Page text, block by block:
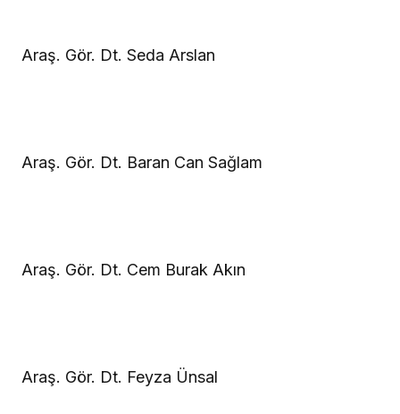
Araş. Gör. Dt. Seda Arslan
Araş. Gör. Dt. Baran Can Sağlam
Araş. Gör. Dt. Cem Burak Akın
Araş. Gör. Dt. Feyza Ünsal